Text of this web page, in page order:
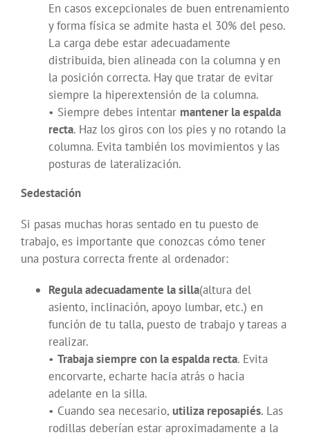
En casos excepcionales de buen entrenamiento
y forma física se admite hasta el 30% del peso.
La carga debe estar adecuadamente
distribuida, bien alineada con la columna y en
la posición correcta. Hay que tratar de evitar
siempre la hiperextensión de la columna.
• Siempre debes intentar mantener la espalda
recta. Haz los giros con los pies y no rotando la
columna. Evita también los movimientos y las
posturas de lateralización.
Sedestación
Si pasas muchas horas sentado en tu puesto de
trabajo, es importante que conozcas cómo tener
una postura correcta frente al ordenador:
Regula adecuadamente la silla(altura del
asiento, inclinación, apoyo lumbar, etc.) en
función de tu talla, puesto de trabajo y tareas a
realizar.
• Trabaja siempre con la espalda recta. Evita
encorvarte, echarte hacia atrás o hacia
adelante en la silla.
• Cuando sea necesario, utiliza reposapiés. Las
rodillas deberían estar aproximadamente a la